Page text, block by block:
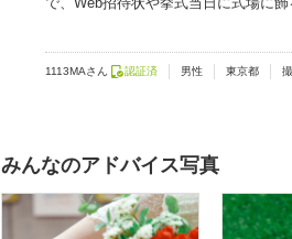
1113MAさん 認証済 男性 東京都
みんなのアドバイス写真